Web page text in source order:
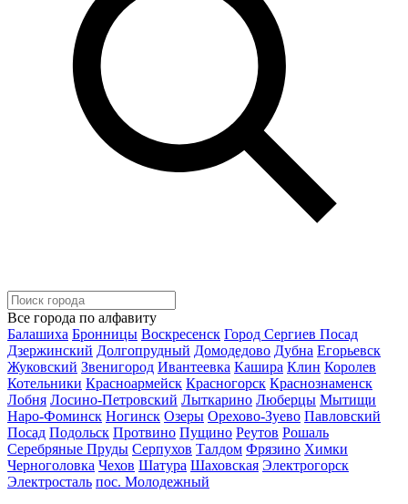
Все города по алфавиту
Балашиха Бронницы Воскресенск Город Сергиев Посад
Дзержинский Долгопрудный Домодедово Дубна Егорьевск
Жуковский Звенигород Ивантеевка Кашира Клин Королев
Котельники Красноармейск Красногорск Краснознаменск
Лобня Лосино-Петровский Лыткарино Люберцы Мытищи
Наро-Фоминск Ногинск Озеры Орехово-Зуево Павловский
Посад Подольск Протвино Пущино Реутов Рошаль
Серебряные Пруды Серпухов Талдом Фрязино Химки
Черноголовка Чехов Шатура Шаховская Электрогорск
Электросталь пос. Молодежный